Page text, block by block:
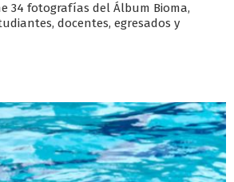
34 fotografías del Álbum Bioma,
docentes, egresados y